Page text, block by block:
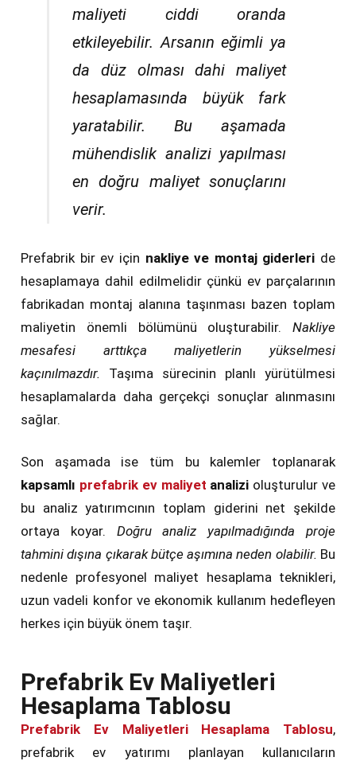
maliyeti ciddi oranda
etkileyebilir. Arsanın eğimli ya
da düz olması dahi maliyet
hesaplamasında büyük fark
yaratabilir. Bu aşamada
mühendislik analizi yapılması
en doğru maliyet sonuçlarını
verir.
Prefabrik bir ev için nakliye ve montaj giderleri de
hesaplamaya dahil edilmelidir çünkü ev parçalarının
fabrikadan montaj alanına taşınması bazen toplam
maliyetin önemli bölümünü oluşturabilir. Nakliye
mesafesi arttıkça maliyetlerin yükselmesi
kaçınılmazdır. Taşıma sürecinin planlı yürütülmesi
hesaplamalarda daha gerçekçi sonuçlar alınmasını
sağlar.
Son aşamada ise tüm bu kalemler toplanarak
kapsamlı prefabrik ev maliyet analizi oluşturulur ve
bu analiz yatırımcının toplam giderini net şekilde
ortaya koyar. Doğru analiz yapılmadığında proje
tahmini dışına çıkarak bütçe aşımına neden olabilir. Bu
nedenle profesyonel maliyet hesaplama teknikleri,
uzun vadeli konfor ve ekonomik kullanım hedefleyen
herkes için büyük önem taşır.
Prefabrik Ev Maliyetleri
Hesaplama Tablosu
Prefabrik Ev Maliyetleri Hesaplama Tablosu,
prefabrik ev yatırımı planlayan kullanıcıların